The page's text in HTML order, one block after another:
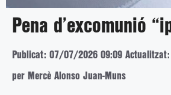
Pena d’excomunió
Publicat: 07/07/2026 09:09
per Mercè Alonso Juan-Muns